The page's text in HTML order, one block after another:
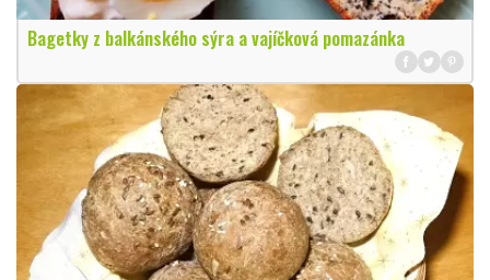
Bagetky z balkánského sýra a vajíčková pomazánka